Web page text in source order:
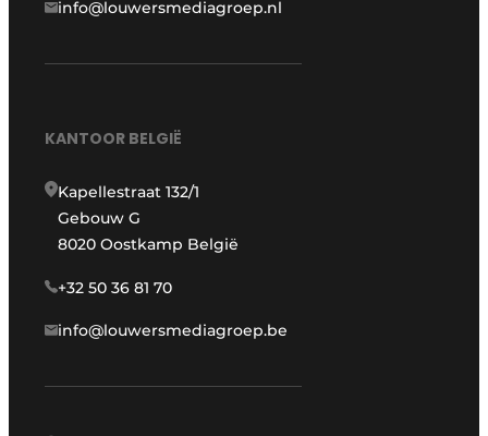
info@louwersmediagroep.nl
KANTOOR BELGIË
Kapellestraat 132/1
Gebouw G
8020 Oostkamp België
+32 50 36 81 70
info@louwersmediagroep.be